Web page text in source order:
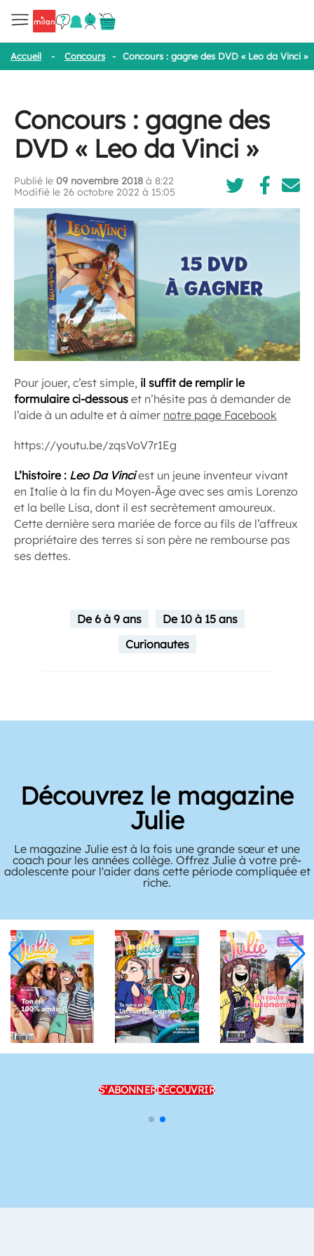
Accueil - Concours - Concours : gagne des DVD « Leo da Vinci »
Concours : gagne des
DVD « Leo da Vinci »
Publié le 09 novembre 2018 à 8:22
Modifié le 26 octobre 2022 à 15:05
Pour jouer, c’est simple, il suffit de remplir le
formulaire ci-dessous et n’hésite pas à demander de
l’aide à un adulte et à aimer notre page Facebook
https://youtu.be/zqsVoV7r1Eg
L’histoire : Leo Da Vinci est un jeune inventeur vivant
en Italie à la fin du Moyen-Âge avec ses amis Lorenzo
et la belle Lisa, dont il est secrètement amoureux.
Cette dernière sera mariée de force au fils de l’affreux
propriétaire des terres si son père ne rembourse pas
ses dettes.
De 6 à 9 ans
De 10 à 15 ans
Curionautes
Découvrez le magazine
Julie
Le magazine Julie est à la fois une grande sœur et une
coach pour les années collège. Offrez Julie à votre pré-
adolescente pour l'aider dans cette période compliquée et
riche.
S'ABONNERDÉCOUVRIR